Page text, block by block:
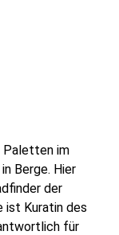
Paletten im
Berge. Hier
der
ist Kuratin des
für